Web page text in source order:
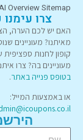
Overview Sitemap
צרו
האם יש לכם הערה,
מאיתנו? מעוניינים
קופון לחנות
מעוניינים בה? צרו
בטופס פנייה באתר.
או באמצעות המייל: